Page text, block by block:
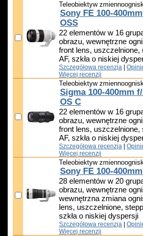
Teleobiektyw
Sony FE 100-
OSS
22 elementów w 16
obrazu, wewnętrzne
front lens, uszczelnione,
AF, szkła o niskiej
Szczegółowa recenzja
Więcej recenzji
Teleobiektyw
Sigma 100-400mm
OS C
22 elementów w 16
obrazu, wewnętrzne
front lens, uszczelnione,
AF, szkła o niskiej
Szczegółowa recenzja
Więcej recenzji
Teleobiektyw
Sony FE 100-
28 elementów w 20
obrazu, wewnętrzne
wewnętrzna zmiana
lens, uszczelnione,
szkła o niskiej dyspersji
Szczegółowa recenzja
Więcej recenzji